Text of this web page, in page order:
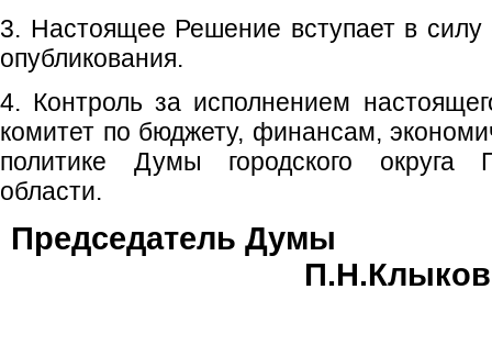
3. Настоящее Решение вступает в силу
опубликования.
4. Контроль за исполнением
комитет по бюджету, финансам,
политике Думы городского округа
области.
П.Н.Клыков